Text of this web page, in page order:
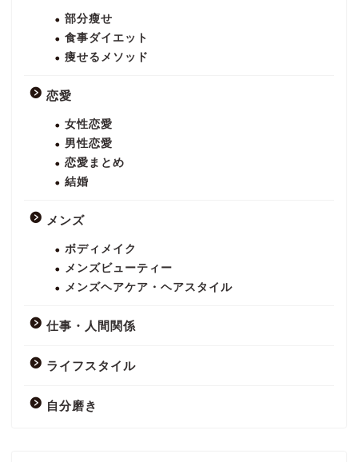
部分瘦せ
食事ダイエット
痩せるメソッド
恋愛
女性恋愛
男性恋愛
恋愛まとめ
結婚
メンズ
ボディメイク
メンズビューティー
メンズヘアケア・ヘアスタイル
仕事・人間関係
ライフスタイル
自分磨き